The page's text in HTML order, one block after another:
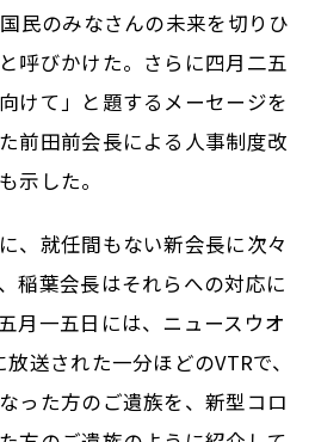
民のみなさんの未来を切りひ
呼びかけた。さらに四月二五
けて」と題するメーセージを
前田前会長による人事制度改
示した。
、就任間もない新会長に次々
稲葉会長はそれらへの対応に
月一五日には、ニュースウオ
送された一分ほどのVTRで、
った方のご遺族を、新型コロ